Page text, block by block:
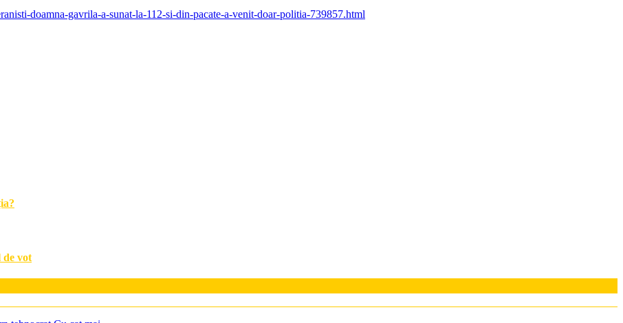
doamna-gavrila-a-sunat-la-112-si-din-pacate-a-venit-doar-politia-739857.html
de vot